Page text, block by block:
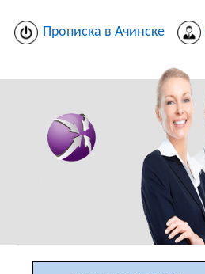
Прописка в Ачинске